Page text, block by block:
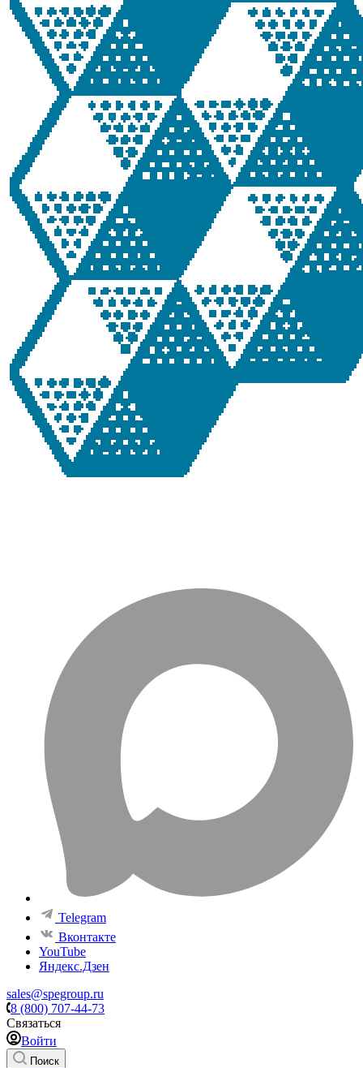
Telegram
Вконтакте
YouTube
Яндекс.Дзен
sales@spegroup.ru
8 (800) 707-44-73
Связаться
Войти
Поиск